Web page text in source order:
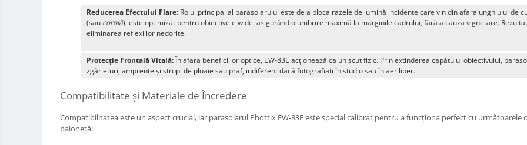
Alimentare auxiliara blitz
Protectie patina apa, ploaie
Huse protectie blitz extern
Huse protectie filtre gel
Reducerea Efectului Flare: Rolul principal al parasolarului este de a bloca razele de lumină incidente care vin din afara unghiului de
(sau corolă), este optimizat pentru obiectivele wide, asigurând o umbrire maximă la marginile cadrului, fără a cauza vignetare.
eliminarea reflexiilor nedorite.
Protecție Frontală Vitală:În afara beneficiilor optice, EW-83E acționează ca un scut fizic. Prin extinderea capătului obiectivului,
zgârieturi, amprente și stropi de ploaie sau praf, indiferent dacă fotografiați în studio sau în aer liber.
Compatibilitate și Materiale de Încredere
Compatibilitatea este un aspect crucial, iar parasolarul Phottix EW-83E este special calibrat pentru a funcționa perfect cu
baionetă: